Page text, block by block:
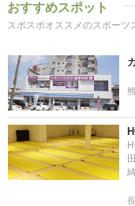
おすすめスポット
スポスポオススメのスポーツ